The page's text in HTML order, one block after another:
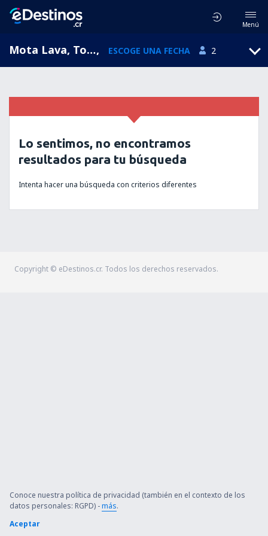
Menú
Mota Lava, Torba, Vanuatu, ESCOGE UNA FECHA 2
Lo sentimos, no encontramos
resultados para tu búsqueda
Intenta hacer una búsqueda con criterios diferentes
Copyright © eDestinos.cr. Todos los derechos reservados.
Conoce nuestra política de privacidad (también en el contexto de los
datos personales: RGPD) -más.
Aceptar